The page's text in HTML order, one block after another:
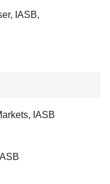
IASB,
IASB